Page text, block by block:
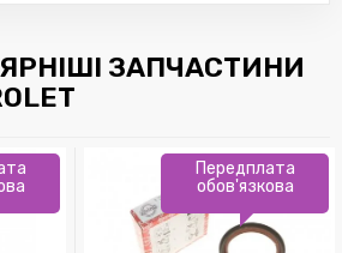
ЗАПЧАСТИНИ
Передплата
обов'язкова